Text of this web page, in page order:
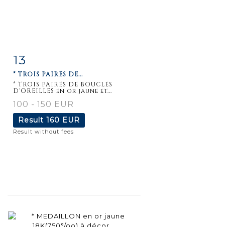
Item detail
13
* TROIS PAIRES DE...
* TROIS PAIRES DE BOUCLES
D'OREILLES en or jaune et...
100 - 150 EUR
Result 160 EUR
Result without fees